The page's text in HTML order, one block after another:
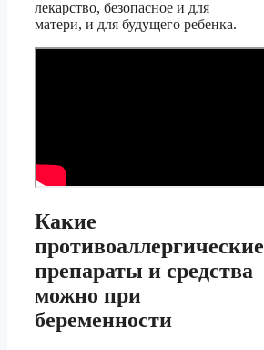
лекарство, безопасное и для
матери, и для будущего ребенка.
Какие
противоаллергические
препараты и средства
можно при
беременности